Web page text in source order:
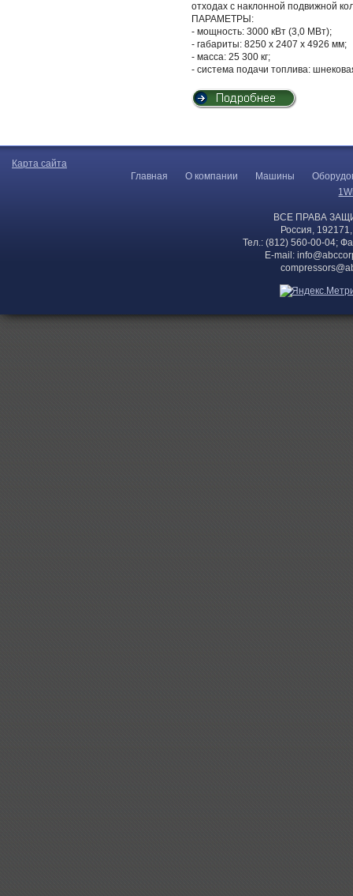
отходах с наклонной подвижной
ПАРАМЕТРЫ:
- мощность: 3000 кВт (3,0 МВт);
- габариты: 8250 х 2407 х 4926 мм;
- масса: 25 300 кг;
- система подачи топлива:
Карта сайта
Главная
О компании Машины
ВСЕ ПРАВА
Россия,
Тел.: (812) 560-00-04;
E-mail: